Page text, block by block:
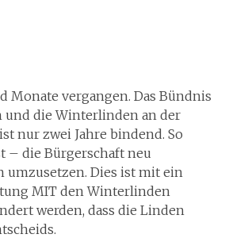
Monate vergangen. Das Bündnis
und die Winterlinden an der
nur zwei Jahre bindend. So
– die Bürgerschaft neu
umzusetzen. Dies ist mit ein
MIT den Winterlinden
werden, dass die Linden